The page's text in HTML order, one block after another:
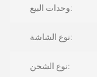
وحدات البيع:
نوع الشاشة:
نوع الشحن: